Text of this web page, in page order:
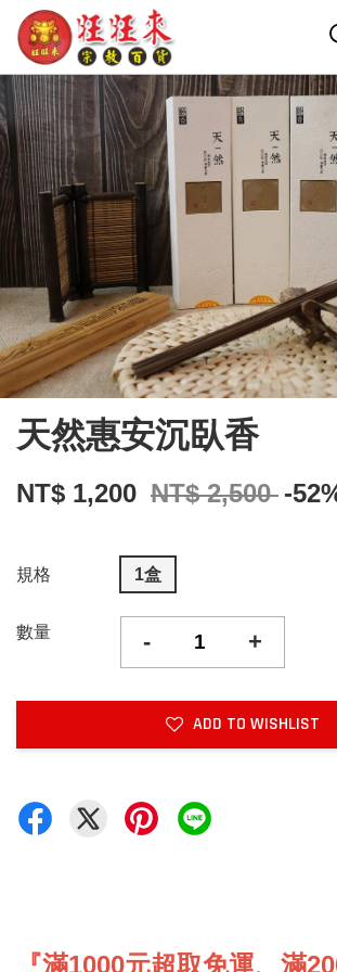
天然惠安沉臥香
NT$ 1,200 NT$ 2,500 -
規格 1盒
數量 - +
ADD TO WISHLIST
『滿1000元超取免運、滿